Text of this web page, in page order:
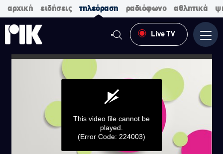
αρχική ειδήσεις τηλεόραση ραδιόφωνο αθλητικά
Live TV
This video file cannot be
played.
(Error Code: 224003)